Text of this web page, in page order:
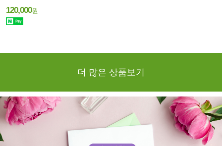
120,000원
더 많은 상품보기